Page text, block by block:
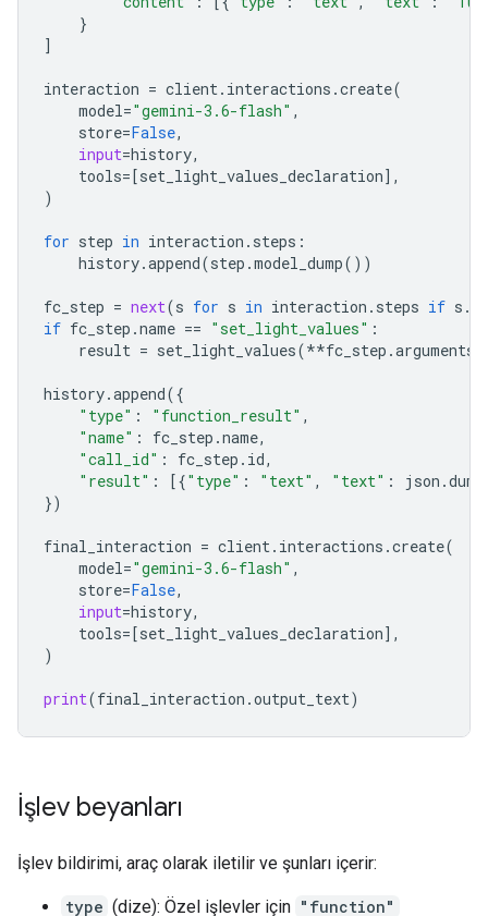
}
]
interaction = client. interactions .create(
model="gemini-3.6-flash" ,
store=False,
input=history,
tools= [set_light_values_declaration],
)
for step in interaction . steps :
history.append(step .model_dump())
fc_step = next(s for s in interaction . steps if s .
if fc_step .name == "set_light_values" :
result = set_light_values(**fc_step .arguments
history.append({
"type" : "function_result" ,
"name" : fc_step .name,
"call_id" : fc_step . id,
"result" : [{"type" : "text" , "text" : json .
})
final_interaction = client. interactions .create(
model="gemini-3.6-flash" ,
store=False,
input=history,
tools= [set_light_values_declaration],
)
print(final_interaction .output_text)
İşlev beyanları
İşlev bildirimi, araç olarak iletilir ve şunları içerir:
type (dize): Özel işlevler için "function"